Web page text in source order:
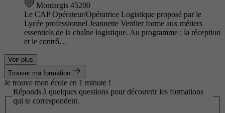
Montargis 45200
Le CAP Opérateur/Opératrice Logistique proposé par le
Lycée professionnel Jeannette Verdier forme aux métiers
essentiels de la chaîne logistique. Au programme : la réception
et le contrô…
Voir plus
Trouver ma formation
Je trouve mon école en 1 minute !
Réponds à quelques questions pour découvrir les formations
qui te correspondent.